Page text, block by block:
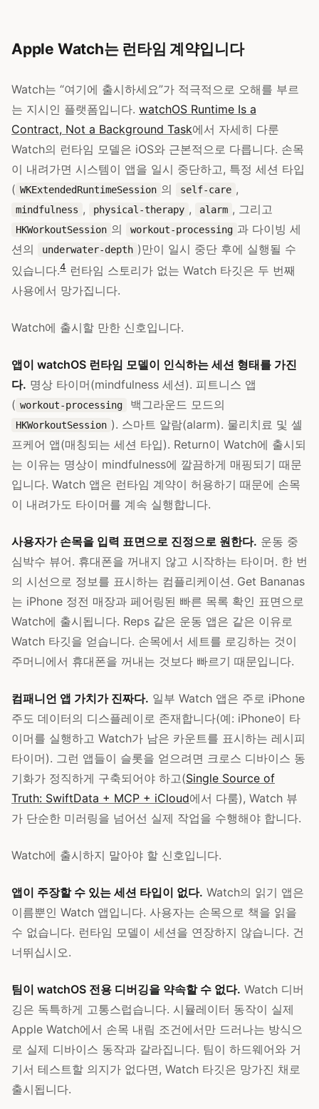
Apple Watch는 런타임 계약입니다
Watch는 “여기에 출시하세요”가 적극적으로 오해를 부르
는 지시인 플랫폼입니다. watchOS Runtime Is a
Contract, Not a Background Task에서 자세히 다룬
Watch의 런타임 모델은 iOS와 근본적으로 다릅니다. 손목
이 내려가면 시스템이 앱을 일시 중단하고, 특정 세션 타입
( WKExtendedRuntimeSession 의 self-care ,
mindfulness , physical-therapy , alarm , 그리고
HKWorkoutSession 의 workout-processing 과 다이빙 세
션의
underwater-depth )만이 일시 중단 후에 실행될 수
있습니다.4 런타임 스토리가 없는 Watch 타깃은 두 번째
사용에서 망가집니다.
Watch에 출시할 만한 신호입니다.
앱이 watchOS 런타임 모델이 인식하는 세션 형태를 가진
다. 명상 타이머(mindfulness 세션). 피트니스 앱
( workout-processing 백그라운드 모드의
HKWorkoutSession ). 스마트 알람(alarm). 물리치료 및 셀
프케어 앱(매칭되는 세션 타입). Return이 Watch에 출시되
는 이유는 명상이 mindfulness에 깔끔하게 매핑되기 때문
입니다. Watch 앱은 런타임 계약이 허용하기 때문에 손목
이 내려가도 타이머를 계속 실행합니다.
사용자가 손목을 입력 표면으로 진정으로 원한다. 운동 중
심박수 뷰어. 휴대폰을 꺼내지 않고 시작하는 타이머. 한 번
의 시선으로 정보를 표시하는 컴플리케이션. Get Bananas
는 iPhone 정전 매장과 페어링된 빠른 목록 확인 표면으로
Watch에 출시됩니다. Reps 같은 운동 앱은 같은 이유로
Watch 타깃을 얻습니다. 손목에서 세트를 로깅하는 것이
주머니에서 휴대폰을 꺼내는 것보다 빠르기 때문입니다.
컴패니언 앱 가치가 진짜다. 일부 Watch 앱은 주로 iPhone
주도 데이터의 디스플레이로 존재합니다(예: iPhone이 타
이머를 실행하고 Watch가 남은 카운트를 표시하는 레시피
타이머). 그런 앱들이 슬롯을 얻으려면 크로스 디바이스 동
기화가 정직하게 구축되어야 하고(Single Source of
Truth: SwiftData + MCP + iCloud에서 다룸), Watch 뷰
가 단순한 미러링을 넘어선 실제 작업을 수행해야 합니다.
Watch에 출시하지 말아야 할 신호입니다.
앱이 주장할 수 있는 세션 타입이 없다. Watch의 읽기 앱은
이름뿐인 Watch 앱입니다. 사용자는 손목으로 책을 읽을
수 없습니다. 런타임 모델이 세션을 연장하지 않습니다. 건
너뛰십시오.
팀이 watchOS 전용 디버깅을 약속할 수 없다. Watch 디버
깅은 독특하게 고통스럽습니다. 시뮬레이터 동작이 실제
Apple Watch에서 손목 내림 조건에서만 드러나는 방식으
로 실제 디바이스 동작과 갈라집니다. 팀이 하드웨어와 거
기서 테스트할 의지가 없다면, Watch 타깃은 망가진 채로
출시됩니다.